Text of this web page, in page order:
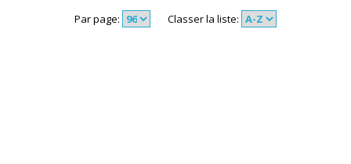
Par page: Classer la liste: